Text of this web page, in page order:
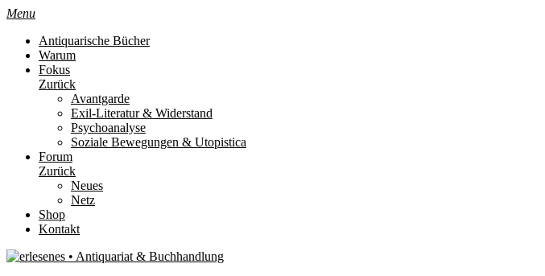
Menu
Antiquarische Bücher
Warum
Fokus
Zurück
Avantgarde
Exil-Literatur & Widerstand
Psychoanalyse
Soziale Bewegungen & Utopistica
Forum
Zurück
Neues
Netz
Shop
Kontakt